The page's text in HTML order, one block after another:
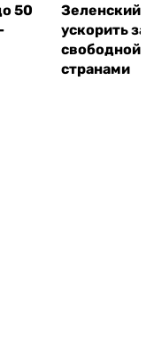
50
Зеленский
ускорить
свободной
странами